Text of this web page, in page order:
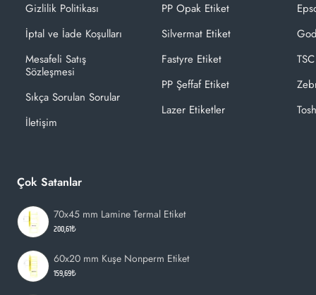
Gizlilik Politikası
İptal ve İade Koşulları
Mesafeli Satış
Sözleşmesi
Sıkça Sorulan Sorular
İletişim
PP Opak Etiket
Silvermat Etiket
Fastyre Etiket
PP Şeffaf Etiket
Lazer Etiketler
Çok Satanlar
70x45 mm Lamine Termal Etiket
200,61₺
60x20 mm Kuşe Nonperm Etiket
159,69₺